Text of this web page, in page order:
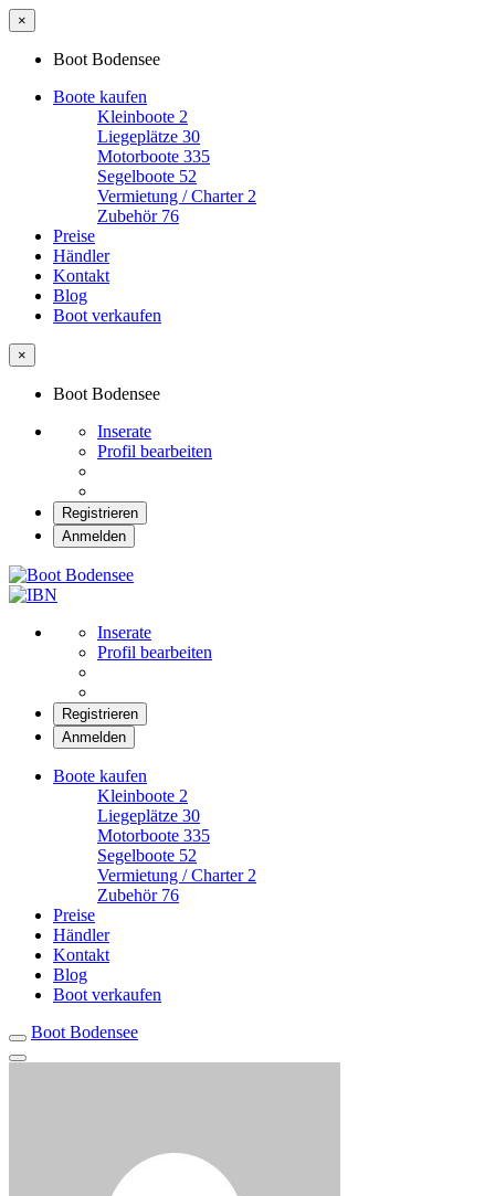
×
Boot Bodensee
Boote kaufen
Kleinboote 2
Liegeplätze 30
Motorboote 335
Segelboote 52
Vermietung / Charter 2
Zubehör 76
Preise
Händler
Kontakt
Blog
Boot verkaufen
×
Boot Bodensee
Inserate
Profil bearbeiten
Registrieren
Anmelden
Inserate
Profil bearbeiten
Registrieren
Anmelden
Boote kaufen
Kleinboote 2
Liegeplätze 30
Motorboote 335
Segelboote 52
Vermietung / Charter 2
Zubehör 76
Preise
Händler
Kontakt
Blog
Boot verkaufen
Boot Bodensee